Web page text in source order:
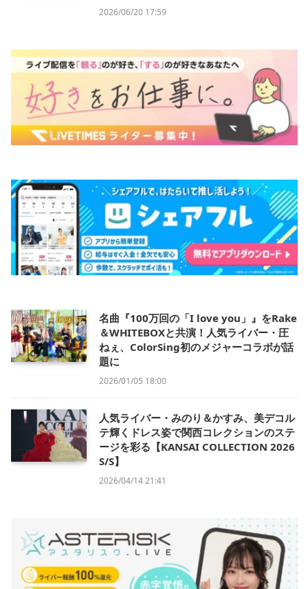
2026/06/20 17:59
名曲『100万回の「I love you」』をRake
＆WHITEBOXと共演！人気ライバー・圧
ねぇ、ColorSing初のメジャーコラボが話
題に
2026/01/05 18:00
人気ライバー・みのり＆かすみ、美デコル
テ輝くドレス姿で関西コレクションのステ
ージを彩る【KANSAI COLLECTION 2026
S/S】
2026/04/14 21:41